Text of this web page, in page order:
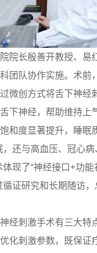
院长殷善开教授、
团队协作实施。术前
微创方式将舌下神经
下神经，帮助维持上
和度显著提升，睡眠
还与高血压、冠心
现了“神经接口+功
证研究和长期随访
经刺激手术有三大特
化刺激参数，既保证